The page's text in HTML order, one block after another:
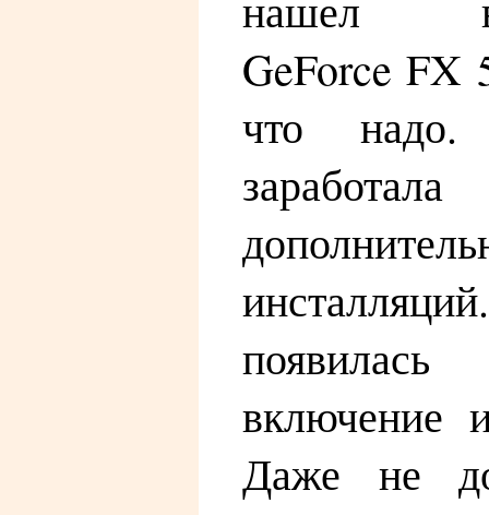
GeForce FX
что
включение
Даже не